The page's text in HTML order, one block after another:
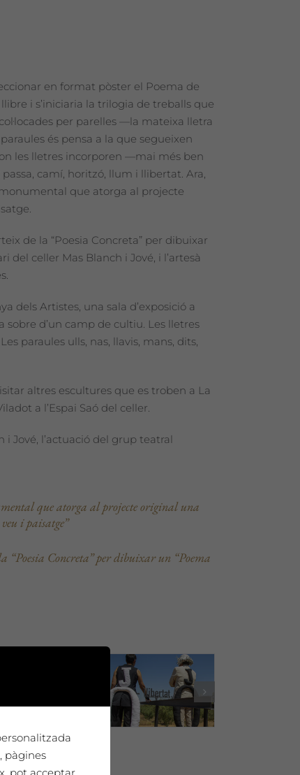
en format pòster el Poema de
i s’iniciaria la trilogia de treballs que
per parelles —la mateixa lletra
és pensa a la que segueixen
les lletres incorporen —mai més ben
camí, horitzó, llum i llibertat. Ara,
que atorga al projecte
de la “Poesia Concreta” per dibuixar
del celler Mas Blanch i Jové, i l’artesà
dels Artistes, una sala d’exposició a
sobre d’un camp de cultiu. Les lletres
paraules ulls, nas, llavis, mans, dits,
altres escultures que es troben a La
a l’Espai Saó del celler.
Jové, l’actuació del grup teatral
que atorga al projecte original una
i paisatge”
“Poesia Concreta” per dibuixar un “Poema
pàgines
pot acceptar